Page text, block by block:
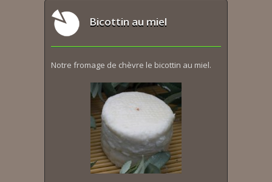
Bicottin au miel
Notre fromage de chèvre le bicottin au miel.